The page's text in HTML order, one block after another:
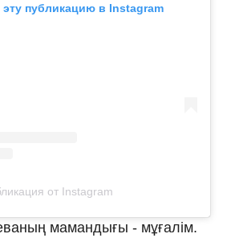
публикацию в Instagram
от Instagram
мамандығы - мұғалім.